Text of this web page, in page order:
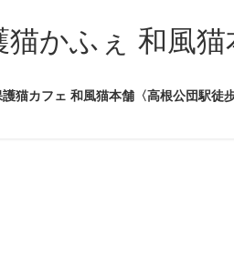
猫かふぇ 和風猫
護猫カフェ 和風猫本舗〈高根公団駅徒歩